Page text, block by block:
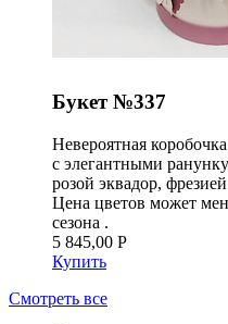
Букет №337
Невероятная
с элегантными
розой эквадор,
Цена цветов может
сезона .
5 845,00 Р
Купить
Смотреть все